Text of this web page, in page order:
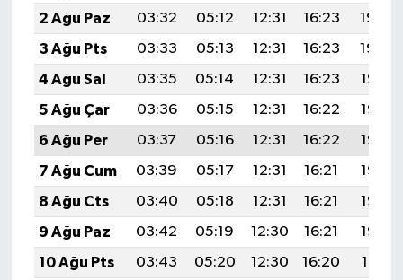
2 Ağu Paz
03:32 05:12 12:31 16:23
19:40
3 Ağu Pts
03:33 05:13 12:31 16:23
19:39
4 Ağu Sal
03:35 05:14 12:31 16:23
19:38
5 Ağu Çar
03:36 05:15 12:31 16:22
19:37
6 Ağu Per
03:37 05:16 12:31 16:22
19:36
7 Ağu Cum
03:39 05:17 12:31 16:21
19:35
8 Ağu Cts
03:40 05:18 12:31 16:21
19:33
9 Ağu Paz
03:42 05:19 12:30 16:21
19:32
10 Ağu Pts
03:43 05:20 12:30 16:20
19:31